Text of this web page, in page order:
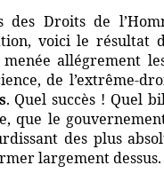
des Droits de
voici le résultat
menée allégrement
de l’extrême-
. Quel succès ! Quel
que le
des plus
largement dessus.